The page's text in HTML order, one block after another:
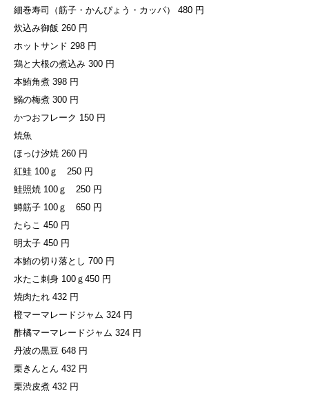
細巻寿司（筋子・かんぴょう・カッパ） 480 円
炊込み御飯 260 円
ホットサンド 298 円
鶏と大根の煮込み 300 円
本鮪角煮 398 円
鰯の梅煮 300 円
かつおフレーク 150 円
焼魚
ほっけ汐焼 260 円
紅鮭 100ｇ 250 円
鮭照焼 100ｇ 250 円
鱒筋子 100ｇ 650 円
たらこ 450 円
明太子 450 円
本鮪の切り落とし 700 円
水たこ刺身 100ｇ450 円
焼肉たれ 432 円
橙マーマレードジャム 324 円
酢橘マーマレードジャム 324 円
丹波の黒豆 648 円
栗きんとん 432 円
栗渋皮煮 432 円